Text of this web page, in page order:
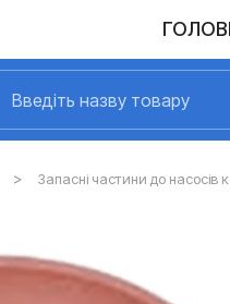
Запасні частини до насосів